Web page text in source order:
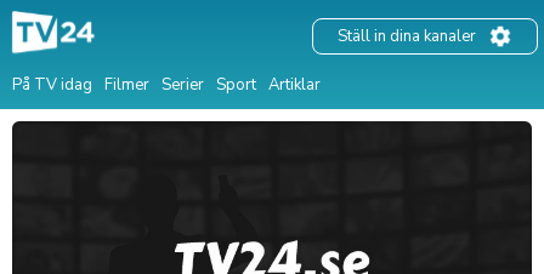
På TV idag Filmer Serier Sport Artiklar
Ställ in dina kanaler